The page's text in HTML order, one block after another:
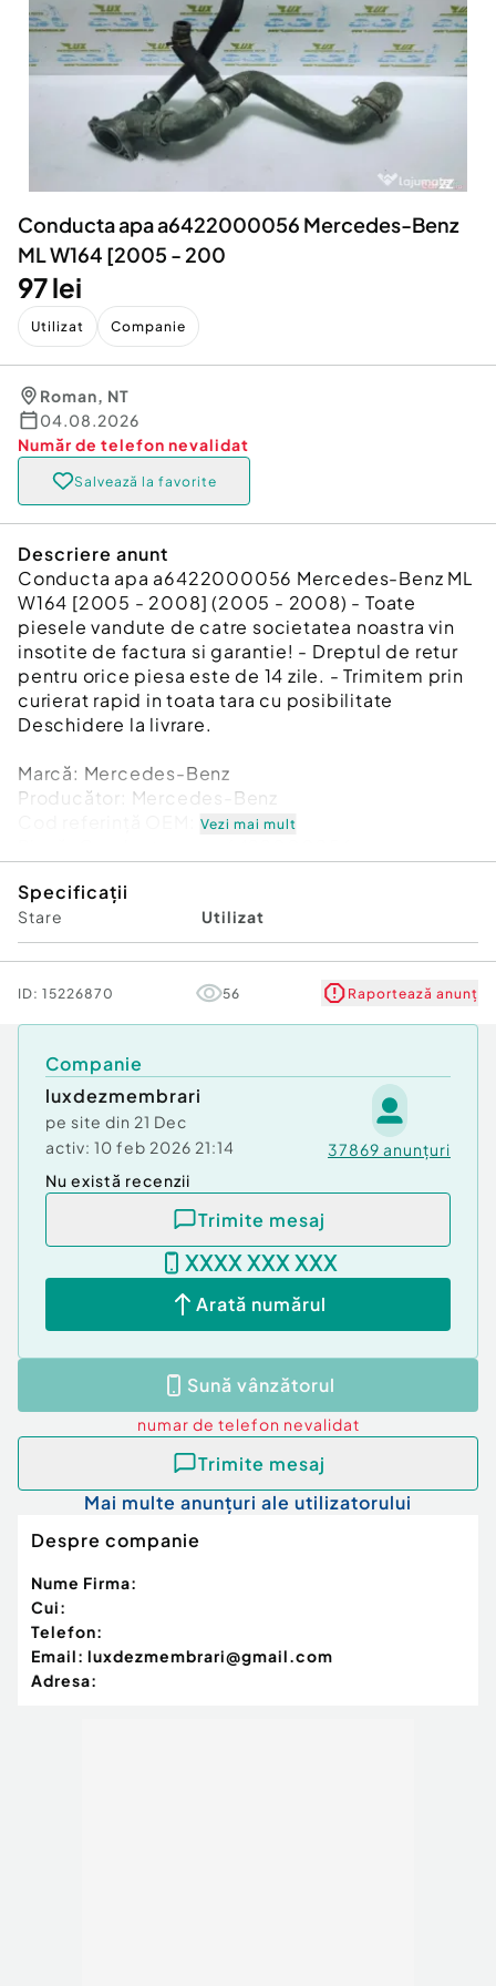
Servicii
Animale de companie
Afaceri și echipamente profesionale
Inchiriere Bunuri si Vehicule
Utilaje agricole si industriale
Piese auto si accesorii
Dacia Duster
Conducta apa a6422000056 Mercedes-Benz
ML W164 [2005 - 200
97 lei
Utilizat Companie
Roman, NT
04.08.2026
Număr de telefon nevalidat
Salvează la favorite
Descriere anunt
Conducta apa a6422000056 Mercedes-Benz ML
W164 [2005 - 2008] (2005 - 2008) - Toate
piesele vandute de catre societatea noastra vin
insotite de factura si garantie! - Dreptul de retur
pentru orice piesa este de 14 zile. - Trimitem prin
curierat rapid in toata tara cu posibilitate
Deschidere la livrare.
Marcă: Mercedes-Benz
Producător: Mercedes-Benz
Cod referinţă OEM: 45819941
Vezi mai mult
Specificații
Stare Utilizat
ID: 15226870 56 Raportează anunț
Companie
luxdezmembrari
pe site din 21 Dec
activ: 10 feb 2026 21:14 37869 anunțuri
Nu există recenzii
Trimite mesaj
XXXX XXX XXX
Arată numărul
Sună vânzătorul
numar de telefon nevalidat
Trimite mesaj
Mai multe anunțuri ale utilizatorului
Despre companie
Nume Firma:
Cui:
Telefon:
Email: luxdezmembrari@gmail.com
Adresa: